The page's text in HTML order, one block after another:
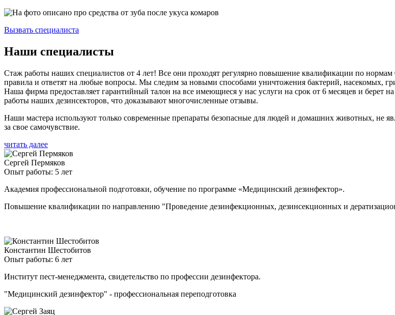
Вызвать специалиста
Наши специалисты
Стаж работы наших специалистов от 4 лет! Все они проходят регулярно повышение квалификации по
правила и ответят на любые вопросы. Мы следим за новыми способами уничтожения бактерий, насекомых,
Наша фирма предоставляет гарантийный талон на все имеющиеся у нас услуги на срок от 6 месяцев и берет
работы наших дезинсекторов, что доказывают многочисленные отзывы.
Наши мастера используют только современные препараты безопасные для людей и домашних животных, не
за свое самочувствие.
читать далее
Сергей Пермяков
Опыт работы: 5 лет
Академия профессиональной подготовки, обучение по программе «Медицинский дезинфектор».
Повышение квалификации по направлению "Проведение дезинфекционных, дезинсекционных и
Константин Шестобитов
Опыт работы: 6 лет
Институт пест-менеджмента, свидетельство по профессии дезинфектора.
"Медицинский дезинфектор" - профессиональная переподготовка